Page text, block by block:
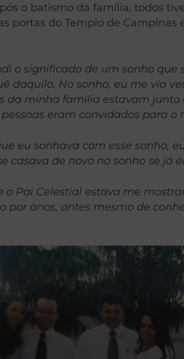
o batismo da família, todos
portas do Templo de
o significado de um sonho
daquilo. No sonho, eu me via
da minha família estavam
pessoas eram convidados para o
eu sonhava com esse
casava de novo no sonho se já
o Pai Celestial estava me
por anos, antes mesmo de